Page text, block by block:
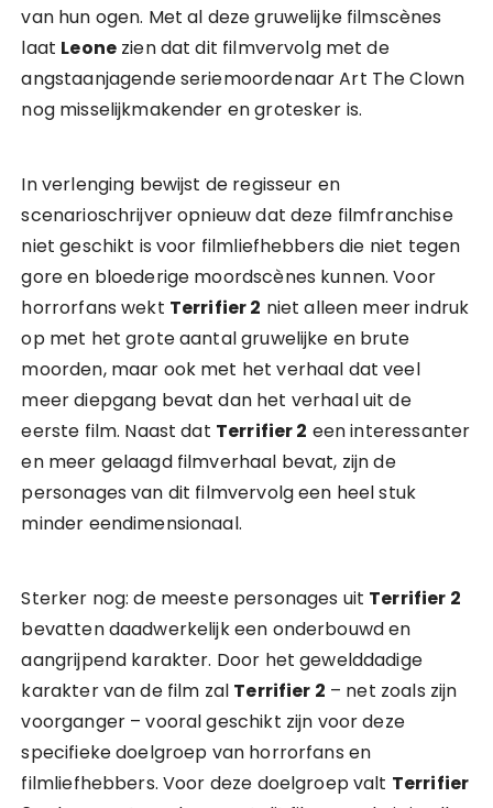
van hun ogen. Met al deze gruwelijke filmscènes
laat Leonezien dat dit filmvervolg met de
angstaanjagende seriemoordenaar Art The Clown
nog misselijkmakender en grotesker is.
In verlenging bewijst de regisseur en
scenarioschrijver opnieuw dat deze filmfranchise
niet geschikt is voor filmliefhebbers die niet tegen
gore en bloederige moordscènes kunnen. Voor
horrorfans wekt Terrifier 2 niet alleen meer indruk
op met het grote aantal gruwelijke en brute
moorden, maar ook met het verhaal dat veel
meer diepgang bevat dan het verhaal uit de
eerste film. Naast dat Terrifier 2 een interessanter
en meer gelaagd filmverhaal bevat, zijn de
personages van dit filmvervolg een heel stuk
minder eendimensionaal.
Sterker nog: de meeste personages uit Terrifier 2
bevatten daadwerkelijk een onderbouwd en
aangrijpend karakter. Door het gewelddadige
karakter van de film zal Terrifier 2 – net zoals zijn
voorganger – vooral geschikt zijn voor deze
specifieke doelgroep van horrorfans en
filmliefhebbers. Voor deze doelgroep valt Terrifier